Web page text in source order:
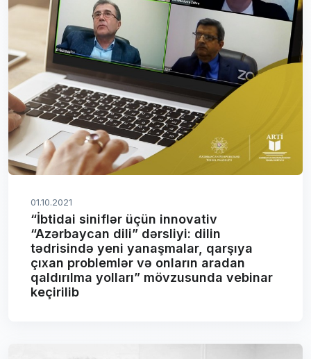
01.10.2021
“İbtidai siniflər üçün innovativ
“Azərbaycan dili” dərsliyi: dilin
tədrisində yeni yanaşmalar, qarşıya
çıxan problemlər və onların aradan
qaldırılma yolları” mövzusunda vebinar
keçirilib